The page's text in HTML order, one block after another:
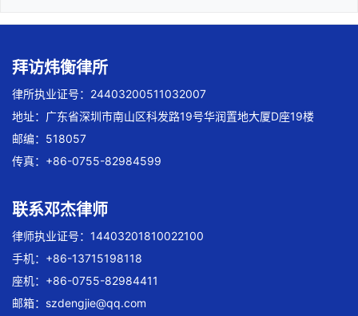
拜访炜衡律所
律所执业证号：24403200511032007
地址：广东省深圳市南山区科发路19号华润置地大厦D座19楼
邮编：518057
传真：+86-0755-82984599
联系邓杰律师
律师执业证号：14403201810022100
手机：+86-13715198118
座机：+86-0755-82984411
邮箱： szdengjie@qq.com